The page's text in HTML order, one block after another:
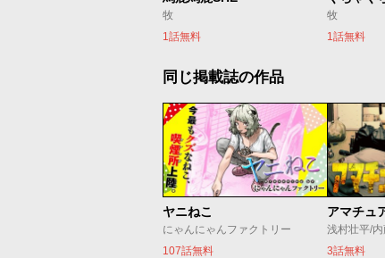
牧
1話無料
牧
1話無料
同じ掲載誌の作品
ヤニねこ
にゃんにゃんファクトリー
107話無料
アマチュ
浅村壮平/
3話無料